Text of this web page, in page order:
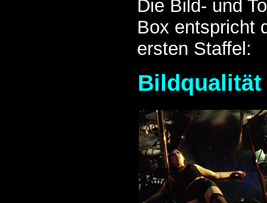
Die Bild- und
Box entspricht
ersten Staffel:
Bildqualität